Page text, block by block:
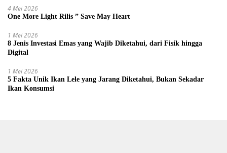
4 Mei 2026
One More Light Rilis ” Save May Heart
1 Mei 2026
8 Jenis Investasi Emas yang Wajib Diketahui, dari Fisik hingga
Digital
1 Mei 2026
5 Fakta Unik Ikan Lele yang Jarang Diketahui, Bukan Sekadar
Ikan Konsumsi